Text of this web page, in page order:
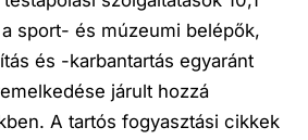
sport- és múzeumi belépők,
és -karbantartás egyaránt
járult hozzá
A tartós fogyasztási cikkek